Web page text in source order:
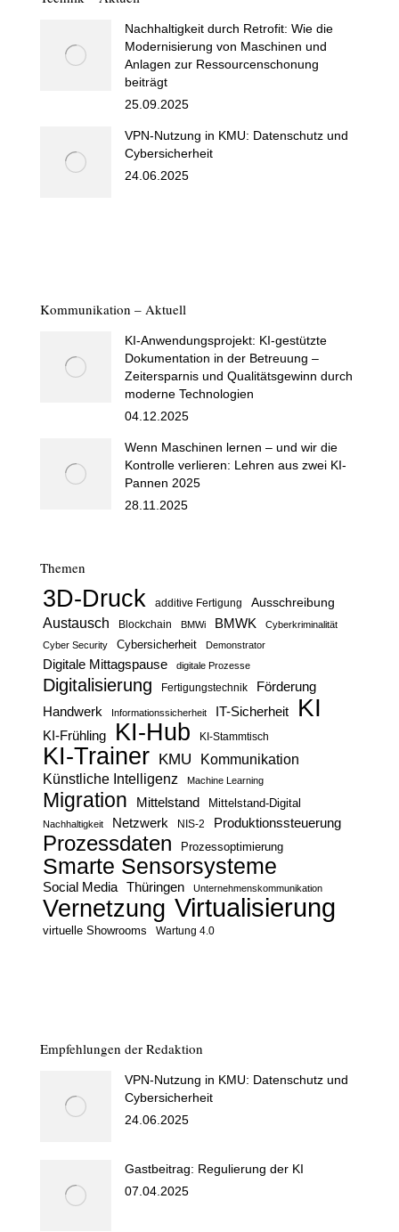
Nachhaltigkeit durch Retrofit: Wie die
Modernisierung von Maschinen und
Anlagen zur Ressourcenschonung
beiträgt
25.09.2025
VPN-Nutzung in KMU: Datenschutz und
Cybersicherheit
24.06.2025
Kommunikation – Aktuell
KI-Anwendungsprojekt: KI-gestützte
Dokumentation in der Betreuung –
Zeitersparnis und Qualitätsgewinn durch
moderne Technologien
04.12.2025
Wenn Maschinen lernen – und wir die
Kontrolle verlieren: Lehren aus zwei KI-
Pannen 2025
28.11.2025
Themen
3D-Druck additive Fertigung Ausschreibung
Austausch Blockchain BMWi BMWK
Cyberkriminalität
Cyber Security
Cybersicherheit Demonstrator
Digitale Mittagspause digitale Prozesse
Digitalisierung Fertigungstechnik Förderung
Handwerk Informationssicherheit IT-Sicherheit KI
KI-Frühling KI-Hub KI-Stammtisch
KI-Trainer KMU
Kommunikation
Künstliche Intelligenz
Machine Learning
Migration Mittelstand Mittelstand-Digital
Nachhaltigkeit Netzwerk NIS-2 Produktionssteuerung
Prozessdaten Prozessoptimierung
Smarte Sensorsysteme
Social Media Thüringen Unternehmenskommunikation
Vernetzung Virtualisierung
virtuelle Showrooms Wartung 4.0
Empfehlungen der Redaktion
VPN-Nutzung in KMU: Datenschutz und
Cybersicherheit
24.06.2025
Gastbeitrag: Regulierung der KI
07.04.2025